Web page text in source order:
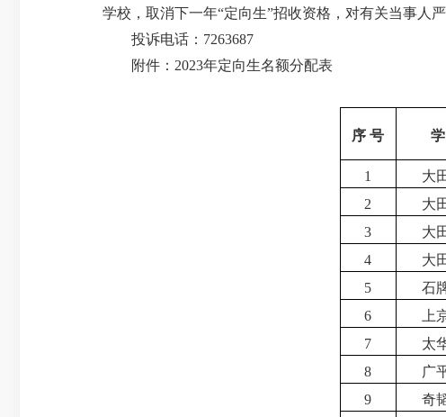
学校，取消下一年“定向生”招收资格，对有关当事人严
投诉电话： 7263687
附件： 2023年定向生名额分配表
序 号 学
1
大
2
大
3
大
4
大
5
石
6
上
7
太
8
广
9
奇